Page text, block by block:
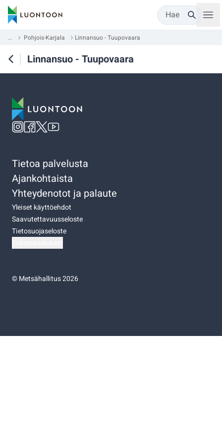
Hae
... Pohjois-Karjala Linnansuo - Tuupovaara
Linnansuo - Tuupovaara
Tietoa palvelusta
Ajankohtaista
Yhteydenotot ja palaute
Yleiset käyttöehdot
Saavutettavuusseloste
Tietosuojaseloste
©Metsähallitus 2026